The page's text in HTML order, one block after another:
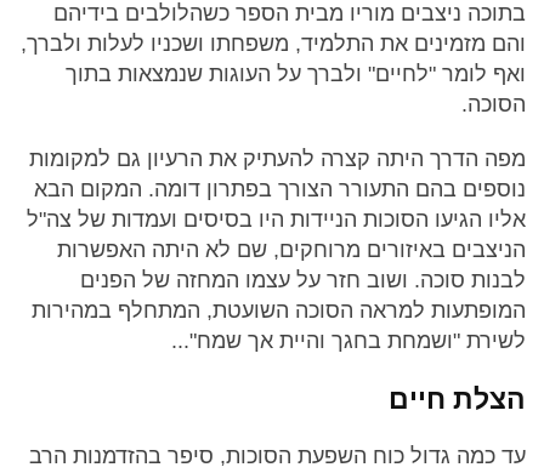
בתוכה ניצבים מוריו מבית הספר כשהלולבים בידיהם
והם מזמינים את התלמיד, משפחתו ושכניו לעלות ולברך,
ואף לומר "לחיים" ולברך על העוגות שנמצאות בתוך
הסוכה.
מפה הדרך היתה קצרה להעתיק את הרעיון גם למקומות
נוספים בהם התעורר הצורך בפתרון דומה. המקום הבא
אליו הגיעו הסוכות הניידות היו בסיסים ועמדות של צה"ל
הניצבים באיזורים מרוחקים, שם לא היתה האפשרות
לבנות סוכה. ושוב חזר על עצמו המחזה של הפנים
המופתעות למראה הסוכה השועטת, המתחלף במהירות
לשירת "ושמחת בחגך והיית אך שמח"...
הצלת חיים
עד כמה גדול כוח השפעת הסוכות, סיפר בהזדמנות הרב